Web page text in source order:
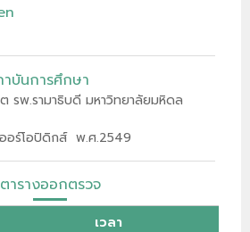
บันการศึกษา
รพ.รามาธิบดี มหาวิทยาลัยมหิดล
อร์โอปิดิกส์ พ.ศ.2549
ตารางออกตรวจ
เวลา